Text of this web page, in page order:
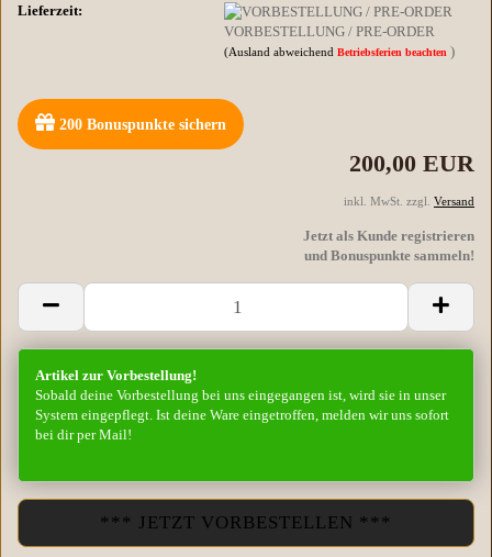
Lieferzeit:
VORBESTELLUNG / PRE-ORDER
(Ausland abweichendBetriebsferien beachten )
200 Bonuspunkte sichern
200,00 EUR
inkl. MwSt. zzgl. Versand
Jetzt als Kunde registrieren
und Bonuspunkte sammeln!
Artikel zur Vorbestellung!
Sobald deine Vorbestellung bei uns eingegangen ist, wird sie in unser
System eingepflegt. Ist deine Ware eingetroffen, melden wir uns sofort
bei dir per Mail!